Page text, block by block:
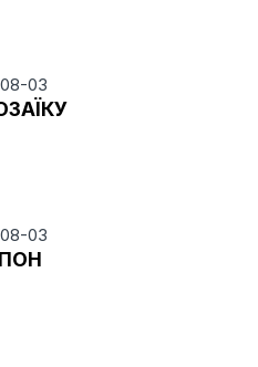
03
03